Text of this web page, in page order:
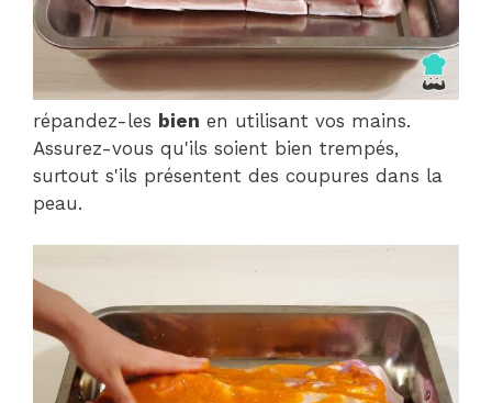
répandez-les bien en utilisant vos mains.
Assurez-vous qu'ils soient bien trempés,
surtout s'ils présentent des coupures dans la
peau.